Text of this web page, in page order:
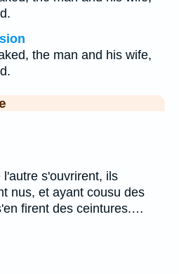
the man and his wife,
s'ouvrirent, ils
nus, et ayant cousu des
firent des ceintures.…